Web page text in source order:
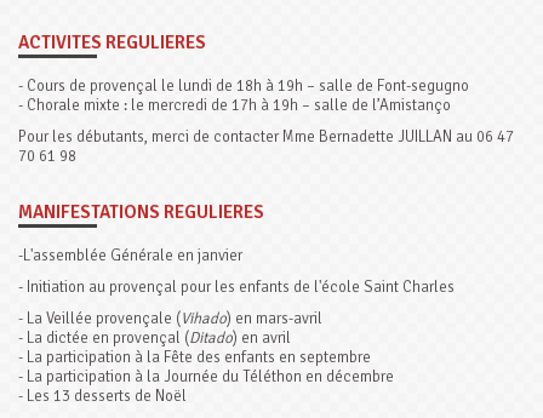
ACTIVITES REGULIERES
- Cours de provençal le lundi de 18h à 19h – salle de Font-segugno
- Chorale mixte : le mercredi de 17h à 19h – salle de l’Amistanço
Pour les débutants, merci de contacter Mme Bernadette JUILLAN au 06 47
70 61 98
MANIFESTATIONS REGULIERES
-L'assemblée Générale en janvier
- Initiation au provençal pour les enfants de l'école Saint Charles
- La Veillée provençale (Vihado) en mars-avril
- La dictée en provençal (Ditado) en avril
- La participation à la Fête des enfants en septembre
- La participation à la Journée du Téléthon en décembre
- Les 13 desserts de Noël